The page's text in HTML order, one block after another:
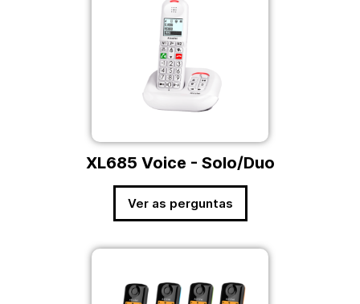
XL685 Voice - Solo/Duo
Ver as perguntas